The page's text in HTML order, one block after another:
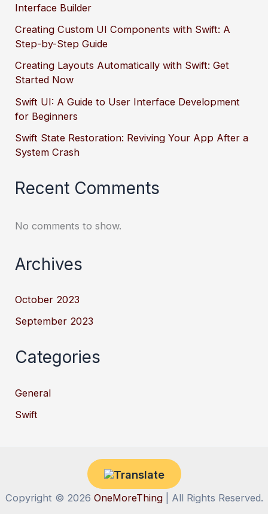
Interface Builder
Creating Custom UI Components with Swift: A
Step-by-Step Guide
Creating Layouts Automatically with Swift: Get
Started Now
Swift UI: A Guide to User Interface Development
for Beginners
Swift State Restoration: Reviving Your App After a
System Crash
Recent Comments
No comments to show.
Archives
October 2023
September 2023
Categories
General
Swift
Copyright © 2026 OneMoreThing| All Rights Reserved.